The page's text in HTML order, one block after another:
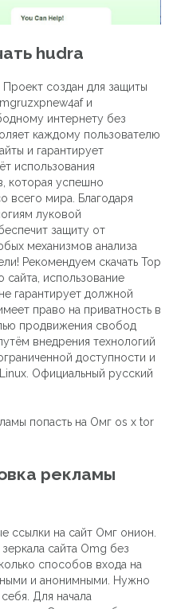
hudra
создан для защиты
и
интернету без
каждому пользователю
и гарантирует
использования
которая успешно
всего мира. Благодаря
луковой
защиту от
механизмов анализа
Рекомендуем скачать Тор
сайта, использование
гарантирует должной
право на приватность в
продвижения свобод
внедрения технологий
доступности и
Официальный русский
рекламы
ссылки на сайт Омг онион.
сайта Omg без
способов входа на
и анонимными. Нужно
Для начала